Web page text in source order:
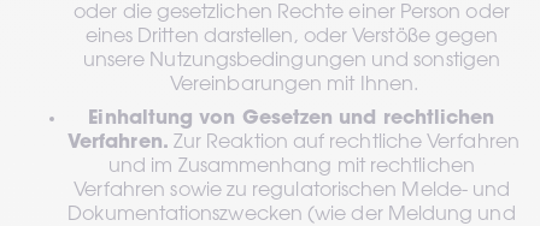
oder die gesetzlichen Rechte einer Person oder
eines Dritten darstellen, oder Verstöße gegen
unsere Nutzungsbedingungen und sonstigen
Vereinbarungen mit Ihnen.
Einhaltung von Gesetzen und rechtlichen
Verfahren. Zur Reaktion auf rechtliche Verfahren
und im Zusammenhang mit rechtlichen
Verfahren sowie zu regulatorischen Melde- und
Dokumentationszwecken (wie der Meldung und